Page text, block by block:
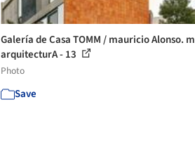
Galería de Casa TOMM / mauricio Alonso. m
arquitecturA - 13
Photo
Save